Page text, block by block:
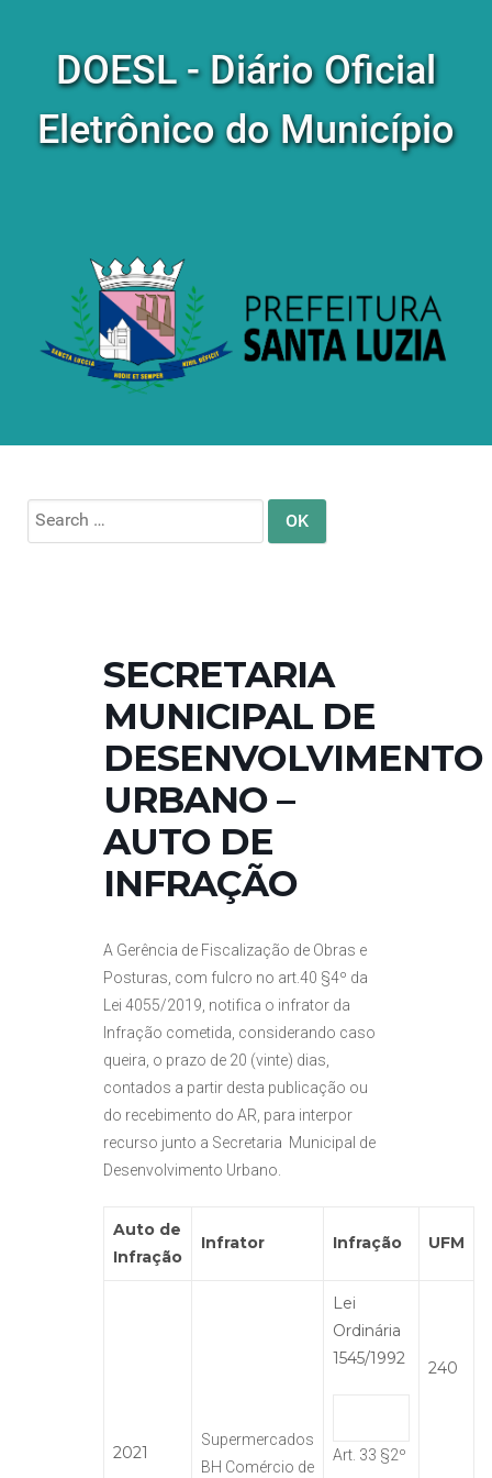
DOESL - Diário Oficial
Eletrônico do Município
Search
for:
SECRETARIA
MUNICIPAL DE
DESENVOLVIMENTO
URBANO –
AUTO DE
INFRAÇÃO
A Gerência de Fiscalização de Obras e
Posturas, com fulcro no art.40 §4º da
Lei 4055/2019, notifica o infrator da
Infração cometida, considerando caso
queira, o prazo de 20 (vinte) dias,
contados a partir desta publicação ou
do recebimento do AR, para interpor
recurso junto a Secretaria Municipal de
Desenvolvimento Urbano.
Auto de
Infração
Infrator Infração UFM
2021
Supermercados
BH Comércio de
Lei
Ordinária
1545/1992
Art. 33 §2º
240